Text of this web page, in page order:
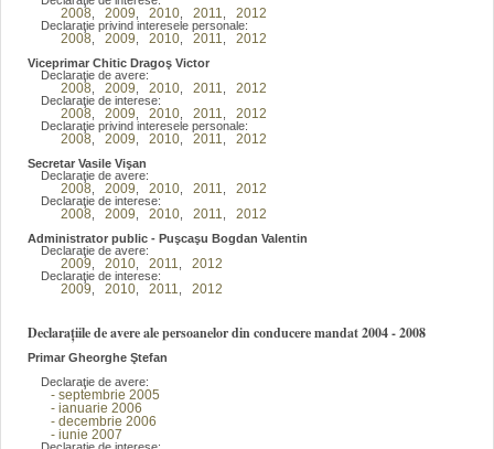
2008, 2009, 2010, 2011, 2012
Declaraţie privind interesele personale:
2008, 2009, 2010, 2011, 2012
Viceprimar Chitic Dragoş Victor
Declaraţie de avere:
2008, 2009, 2010, 2011, 2012
Declaraţie de interese:
2008, 2009, 2010, 2011, 2012
Declaraţie privind interesele personale:
2008, 2009, 2010, 2011, 2012
Secretar Vasile Vişan
Declaraţie de avere:
2008, 2009, 2010, 2011, 2012
Declaraţie de interese:
2008, 2009, 2010, 2011, 2012
Administrator public - Puşcaşu Bogdan Valentin
Declaraţie de avere:
2009, 2010, 2011, 2012
Declaraţie de interese:
2009, 2010, 2011, 2012
Declarațiile de avere ale persoanelor din conducere mandat 2004 - 2008
Primar Gheorghe Ştefan
Declaraţie de avere:
- septembrie 2005
- ianuarie 2006
- decembrie 2006
- iunie 2007